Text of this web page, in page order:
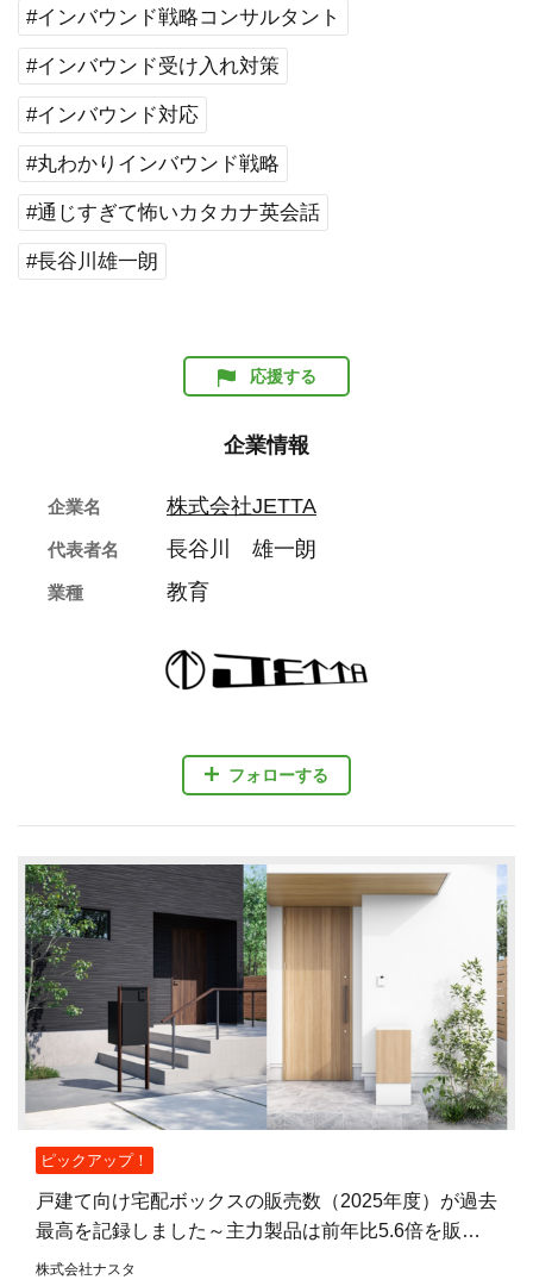
#インバウンド戦略コンサルタント
#インバウンド受け入れ対策
#インバウンド対応
#丸わかりインバウンド戦略
#通じすぎて怖いカタカナ英会話
#長谷川雄一朗
応援する
企業情報
フォローする
企業名 株式会社JETTA
代表者名 長谷川 雄一朗
業種 教育
ピックアップ！
戸建て向け宅配ボックスの販売数（2025年度）が過去
最高を記録しました～主力製品は前年比5.6倍を販
売。不在時も荷物を受け取れる住宅が増加～
株式会社ナスタ